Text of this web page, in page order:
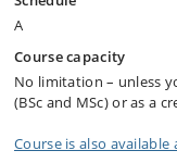
A
Course capacity
No limitation – unless
(BSc and MSc) or as a
Course is also